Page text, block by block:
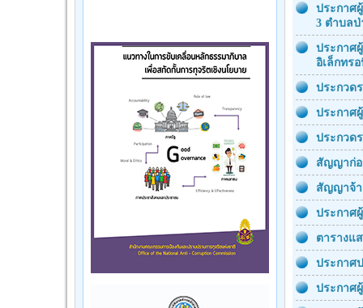
ประกาศ
3 ตำบลป่
ประกาศ
อิเล็กทร
ประกวด
ประกาศ
ประกวด
สัญญาก่อ
สัญญาจ้า
ประกาศ
ตารางแ
ประกาศ
ประกาศ